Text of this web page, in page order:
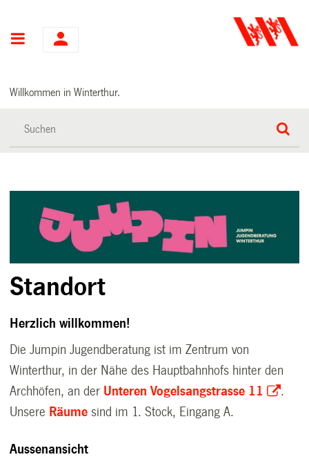
Hauptnavigation
Willkommen in Winterthur.
Standort
Herzlich willkommen!
Die Jumpin Jugendberatung ist im Zentrum von
Winterthur, in der Nähe des Hauptbahnhofs hinter den
Archhöfen, an der Unteren Vogelsangstrasse 11
.
Unsere Räume sind im 1. Stock, Eingang A.
Aussenansicht